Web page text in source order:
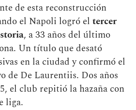
de esta reconstrucción
el Napoli logró el tercer
, a 33 años del último
Un título que desató
en la ciudad y confirmó el
de De Laurentiis. Dos años
el club repitió la hazaña con
liga.